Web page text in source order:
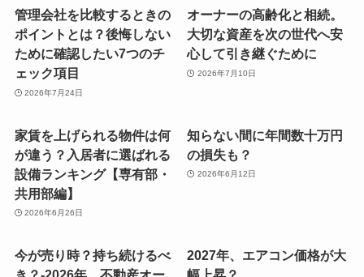
管理会社を比較するときの
ポイントとは？後悔しない
ために確認したい7つのチ
ェック項目
2026年7月24日
オーナーの高齢化と相続。
大切な資産を次の世代へ安
心して引き継ぐために
2026年7月10日
家賃を上げられる物件は何
が違う？入居者に選ばれる
設備ランキング【専有部・
共用部編】
2026年6月26日
知らない間に年間数十万円
の損失も？
2026年6月12日
今が売り時？持ち続けるべ
2027年、エアコン価格が大